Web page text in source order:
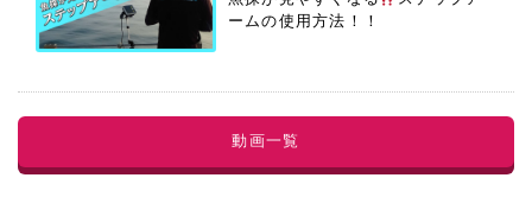
ームの使用方法！！
動画一覧